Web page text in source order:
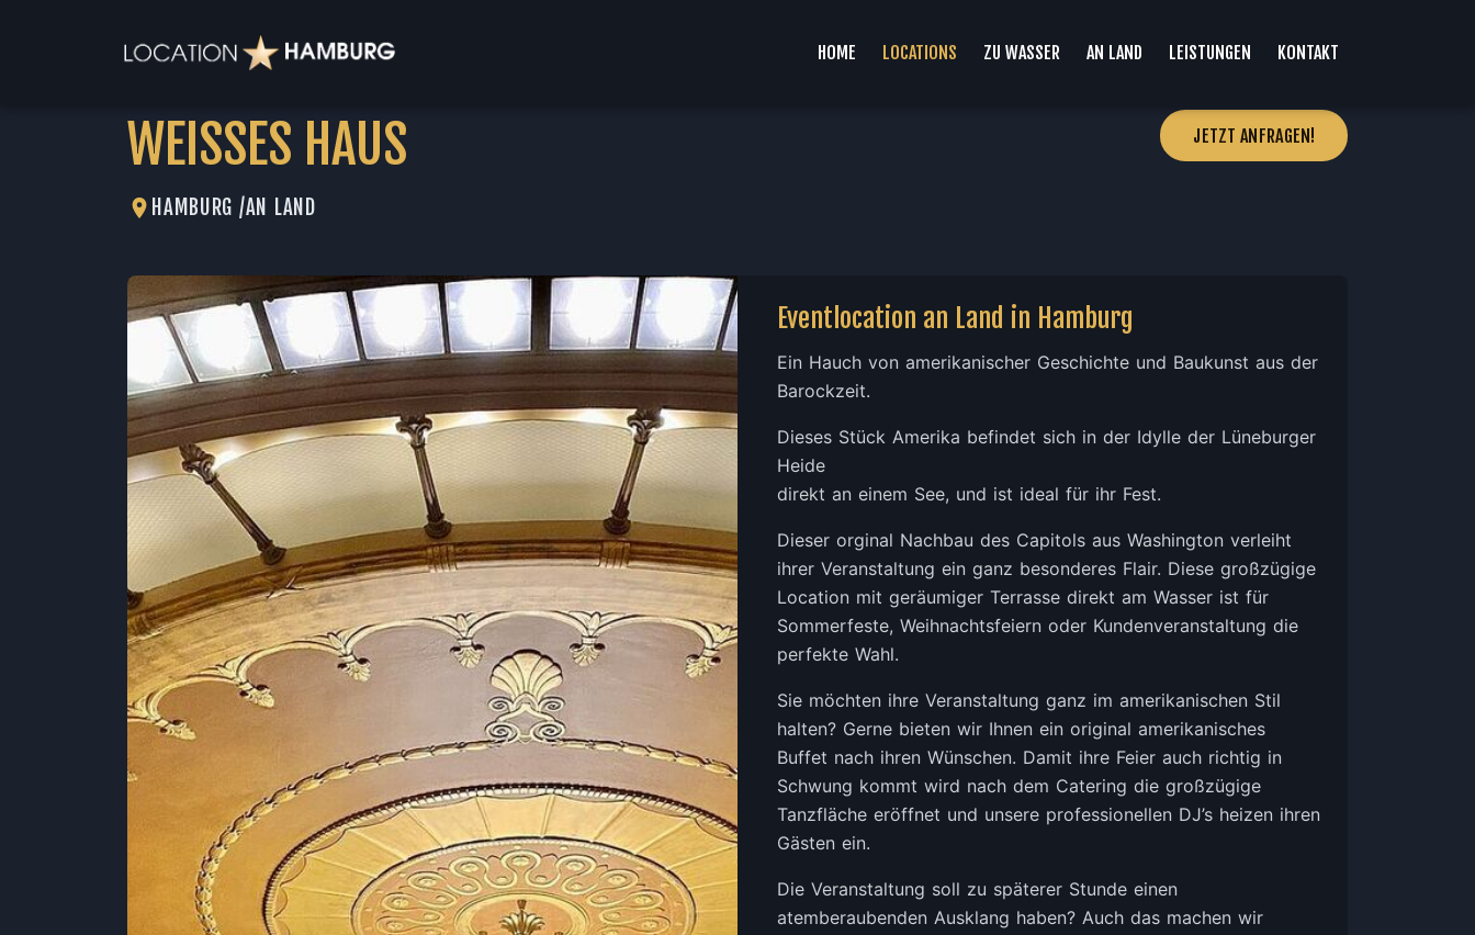
HOME LOCATIONS ZU WASSER AN LAND LEISTUNGEN KONTAKT
WEISSES HAUS
HAMBURG /AN LAND
JETZT ANFRAGEN!
Eventlocation an Land in Hamburg
Ein Hauch von amerikanischer Geschichte und Baukunst aus der
Barockzeit.
Dieses Stück Amerika befindet sich in der Idylle der Lüneburger
Heide
direkt an einem See, und ist ideal für ihr Fest.
Dieser orginal Nachbau des Capitols aus Washington verleiht
ihrer Veranstaltung ein ganz besonderes Flair. Diese großzügige
Location mit geräumiger Terrasse direkt am Wasser ist für
Sommerfeste, Weihnachtsfeiern oder Kundenveranstaltung die
perfekte Wahl.
Sie möchten ihre Veranstaltung ganz im amerikanischen Stil
halten? Gerne bieten wir Ihnen ein original amerikanisches
Buffet nach ihren Wünschen. Damit ihre Feier auch richtig in
Schwung kommt wird nach dem Catering die großzügige
Tanzfläche eröffnet und unsere professionellen DJ’s heizen ihren
Gästen ein.
Die Veranstaltung soll zu späterer Stunde einen
atemberaubenden Ausklang haben? Auch das machen wir